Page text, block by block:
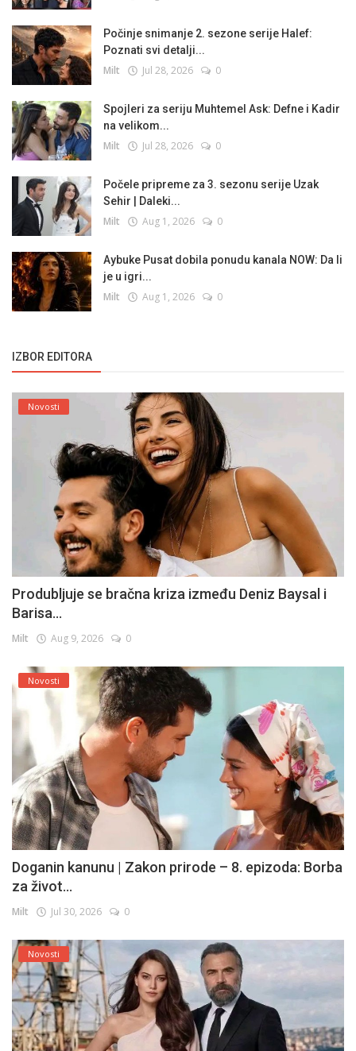
Počinje snimanje 2. sezone serije Halef:
Poznati svi detalji...
Milt Jul 28, 2026 0
Spojleri za seriju Muhtemel Ask: Defne i Kadir
na velikom...
Milt Jul 28, 2026 0
Počele pripreme za 3. sezonu serije Uzak
Sehir | Daleki...
Milt Aug 1, 2026 0
Aybuke Pusat dobila ponudu kanala NOW: Da li
je u igri...
Milt Aug 1, 2026 0
IZBOR EDITORA
Novosti
Produbljuje se bračna kriza između Deniz Baysal i
Barisa...
Milt Aug 9, 2026 0
Novosti
Doganin kanunu | Zakon prirode – 8. epizoda: Borba
za život...
Milt Jul 30, 2026 0
Novosti